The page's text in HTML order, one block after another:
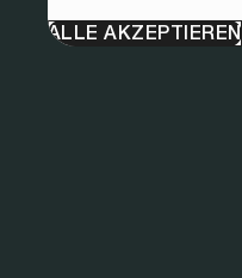
ALLE AKZEPTIEREN